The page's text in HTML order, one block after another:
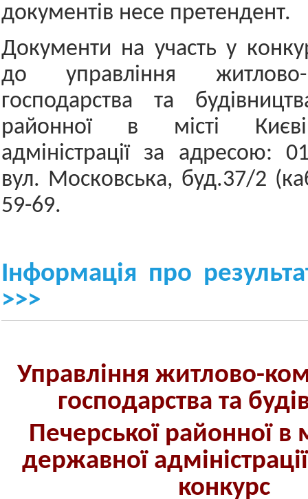
документів несе претендент.
Документи на участь у
до управління житлово-
господарства та
районної в місті
адміністрації за адресою:
вул. Московська, буд.37/2
59-69.
Інформація про
>>>
Управління житлово-
господарства та
Печерської районної в
державної
конкурс